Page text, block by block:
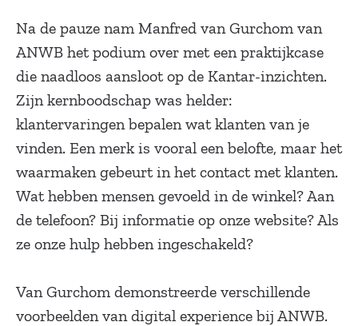
Na de pauze nam Manfred van Gurchom van
ANWB het podium over met een praktijkcase
die naadloos aansloot op de Kantar-inzichten.
Zijn kernboodschap was helder:
klantervaringen bepalen wat klanten van je
vinden. Een merk is vooral een belofte, maar het
waarmaken gebeurt in het contact met klanten.
Wat hebben mensen gevoeld in de winkel? Aan
de telefoon? Bij informatie op onze website? Als
ze onze hulp hebben ingeschakeld?
Van Gurchom demonstreerde verschillende
voorbeelden van digital experience bij ANWB.